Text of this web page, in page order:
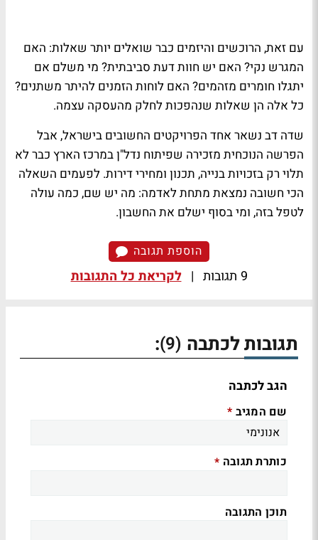
עם זאת, הרוכשים והיזמים כבר שואלים יותר שאלות: האם
המגרש נקי? האם יש חוות דעת סביבתית? מי משלם אם
יתגלו חומרים מזהמים? האם לוחות הזמנים להיתר משתנים?
כל אלה הן שאלות שנהפכות לחלק מהעסקה עצמה.
שדה דב נשאר אחד הפרויקטים החשובים בישראל, אבל
הפרשה הנוכחית מזכירה שפיתוח נדל"ן במרכז הארץ כבר לא
תלוי רק בזכויות בנייה, תכנון ומחירי דירות. לפעמים השאלה
הכי חשובה נמצאת מתחת לאדמה: מה יש שם, כמה עולה
לטפל בזה, ומי בסוף ישלם את החשבון.
הוספת תגובה
9 תגובות | לקריאת כל התגובות
תגובות לכתבה (9)
:
הגב לכתבה
שם המגיב *
כותרת תגובה *
תוכן התגובה